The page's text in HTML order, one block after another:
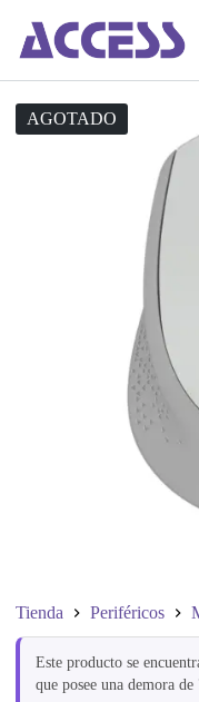
AGOTADO
Tienda Periféricos
Este producto se
que posee una demora